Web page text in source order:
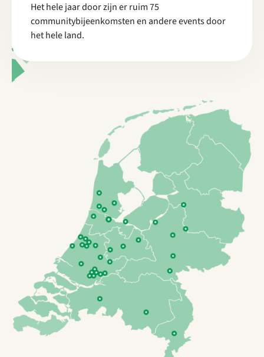
Het hele jaar door zijn er ruim 75
communitybijeenkomsten en andere events door
het hele land.